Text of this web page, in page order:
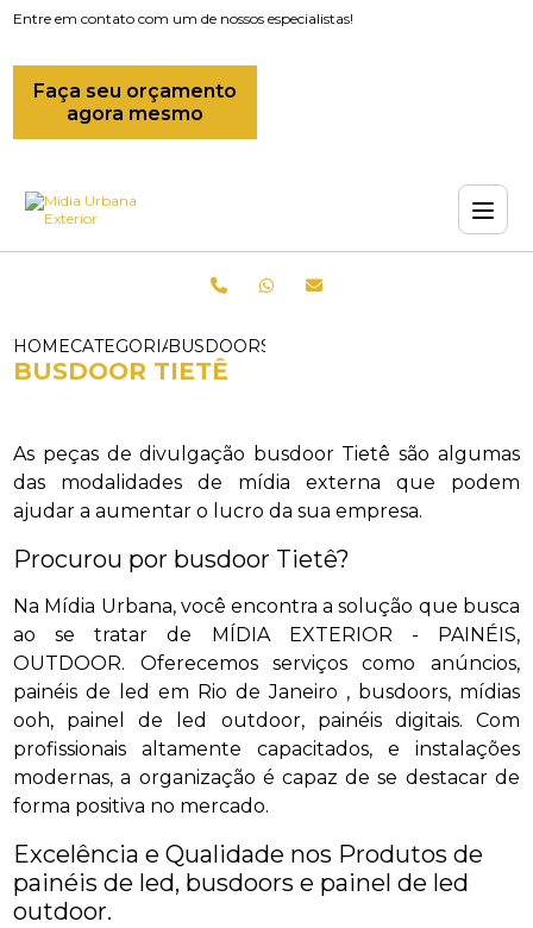
Entre em contato com um de nossos especialistas!
Faça seu orçamento
agora mesmo
HOMECATEGORIASBUSDOORS_OUTDOOR
BUSDOOR TIETÊ
As peças de divulgação busdoor Tietê são algumas
das modalidades de mídia externa que podem
ajudar a aumentar o lucro da sua empresa.
Procurou por busdoor Tietê?
Na Mídia Urbana, você encontra a solução que busca
ao se tratar de MÍDIA EXTERIOR - PAINÉIS,
OUTDOOR. Oferecemos serviços como anúncios,
painéis de led em Rio de Janeiro , busdoors, mídias
ooh, painel de led outdoor, painéis digitais. Com
profissionais altamente capacitados, e instalações
modernas, a organização é capaz de se destacar de
forma positiva no mercado.
Excelência e Qualidade nos Produtos de
painéis de led, busdoors e painel de led
outdoor.